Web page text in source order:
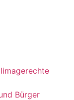
Bürger